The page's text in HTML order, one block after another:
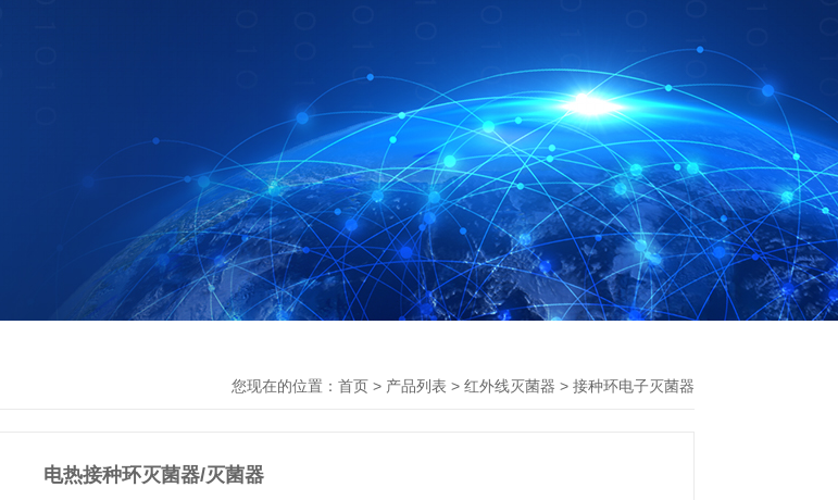
您现在的位置： 首页 > 产品列表 > 红外线灭菌器 > 接种环电子灭菌器
电热接种环灭菌器/灭菌器